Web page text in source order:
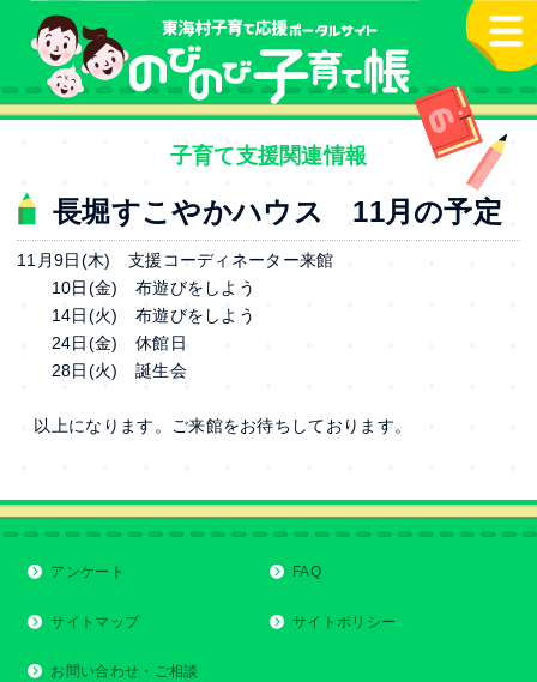
本文へ
子育て支援関連情報
長堀すこやかハウス 11月の予定
11月9日(木) 支援コーディネーター来館
10日(金) 布遊びをしよう
14日(火) 布遊びをしよう
24日(金) 休館日
28日(火) 誕生会
以上になります。ご来館をお待ちしております。
アンケート FAQ
サイトマップ サイトポリシー
お問い合わせ・ご相談